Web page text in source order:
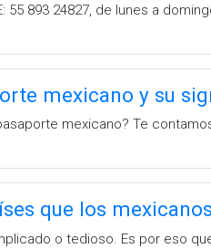
55 893 24827, de lunes a
mexicano y su
mexicano? Te
que los
o tedioso. Es por eso